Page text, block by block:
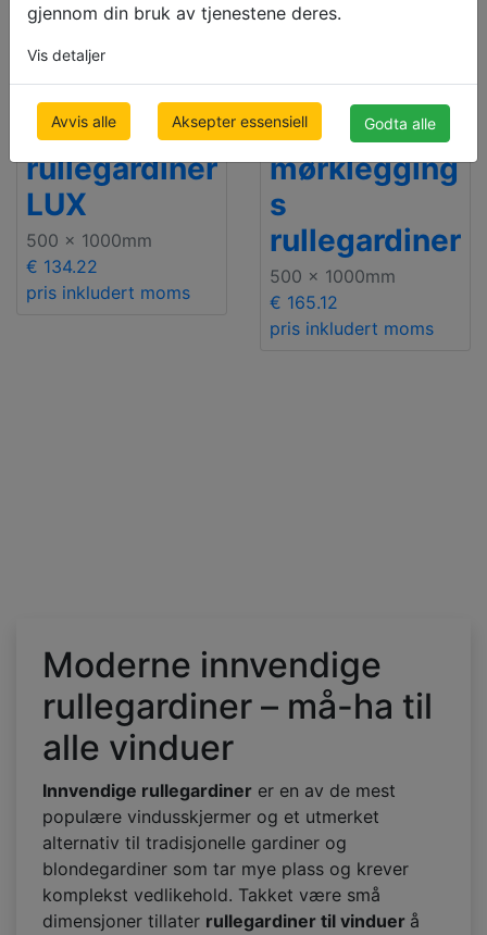
gjennom din bruk av tjenestene deres.
Vis detaljer
Avvis alle Aksepter essensiell Godta alle
Duo
rullegardiner
LUX
500 x 1000mm
€ 134.22
pris inkludert moms
Duo
mørklegging
s
rullegardiner
500 x 1000mm
€ 165.12
pris inkludert moms
Moderne innvendige
rullegardiner – må-ha til
alle vinduer
Innvendige rullegardiner er en av de mest
populære vindusskjermer og et utmerket
alternativ til tradisjonelle gardiner og
blondegardiner som tar mye plass og krever
komplekst vedlikehold. Takket være små
dimensjoner tillater rullegardiner til vinduer å